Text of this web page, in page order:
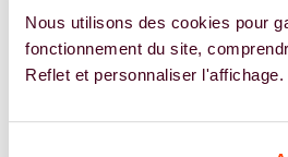
Nous utilisons des cookies pour
fonctionnement du site,
Reflet et personnaliser l'affichage.
Plus de 400 femmes déjà